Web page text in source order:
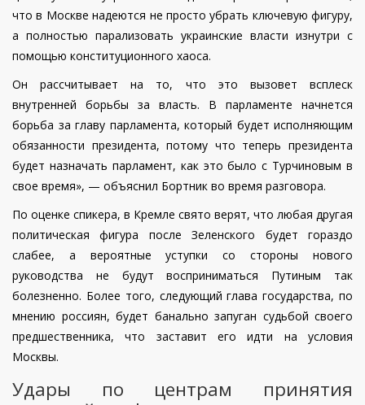
что в Москве надеются не просто убрать ключевую фигуру,
а полностью парализовать украинские власти изнутри с
помощью конституционного хаоса.
Он рассчитывает на то, что это вызовет всплеск
внутренней борьбы за власть. В парламенте начнется
борьба за главу парламента, который будет исполняющим
обязанности президента, потому что теперь президента
будет назначать парламент, как это было с Турчиновым в
свое время», — объяснил Бортник во время разговора.
По оценке спикера, в Кремле свято верят, что любая другая
политическая фигура после Зеленского будет гораздо
слабее, а вероятные уступки со стороны нового
руководства не будут восприниматься Путиным так
болезненно. Более того, следующий глава государства, по
мнению россиян, будет банально запуган судьбой своего
предшественника, что заставит его идти на условия
Москвы.
Удары по центрам принятия